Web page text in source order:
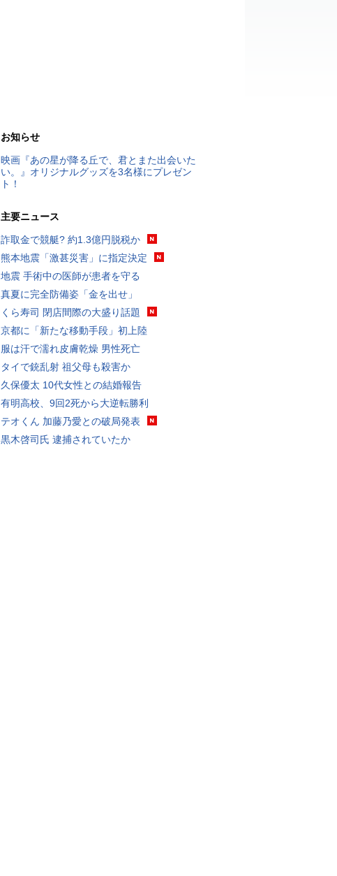
お知らせ
映画『あの星が降る丘で、君とまた出会いた
い。』オリジナルグッズを3名様にプレゼン
ト！
主要ニュース
詐取金で競艇? 約1.3億円脱税か
熊本地震「激甚災害」に指定決定
地震 手術中の医師が患者を守る
真夏に完全防備姿「金を出せ」
くら寿司 閉店間際の大盛り話題
京都に「新たな移動手段」初上陸
服は汗で濡れ皮膚乾燥 男性死亡
タイで銃乱射 祖父母も殺害か
久保優太 10代女性との結婚報告
有明高校、9回2死から大逆転勝利
テオくん 加藤乃愛との破局発表
黒木啓司氏 逮捕されていたか